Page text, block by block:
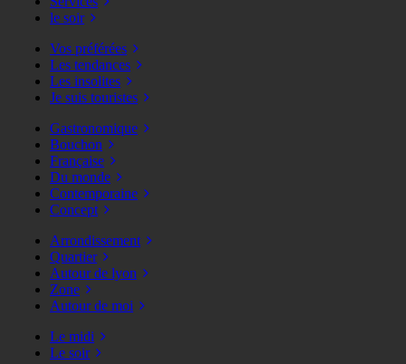
le soir
Vos préférées
Les tendances
Les insolites
Je suis touristes
Gastronomique
Bouchon
Française
Du monde
Contemporaine
Concept
Arrondissement
Quartier
Autour de lyon
Zone
Autour de moi
Le midi
Le soir